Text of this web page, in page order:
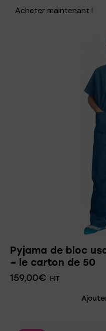
Acheter maintenant !
Pyjama de bloc
– le carton de 50
159,00€ HT